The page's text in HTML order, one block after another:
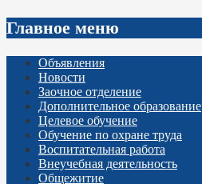
Главное меню
Объявления
Новости
Заочное отделение
Дополнительное образование
Целевое обучение
Обучение по охране труда
Воспитательная работа
Внеучебная деятельность
Общежитие